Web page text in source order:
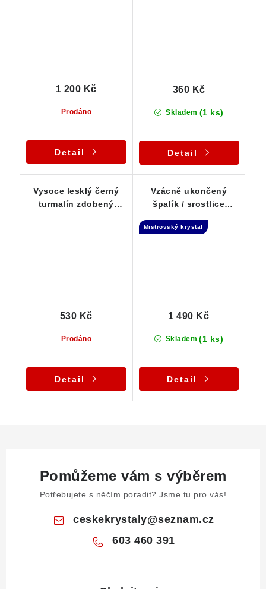
Prodáno
1 200 Kč
Detail
Skladem (1 ks)
360 Kč
Detail
Vysoce lesklý černý
turmalín zdobený
Prodáno
530 Kč
Detail
Vzácně ukončený
špalík / srostlice
dvojice - 16 g
Mistrovský krystal
Skladem (1 ks)
1 490 Kč
Detail
Pomůžeme vám s výběrem
Potřebujete s něčím poradit? Jsme tu pro vás!
ceskekrystaly@seznam.cz
603 460 391